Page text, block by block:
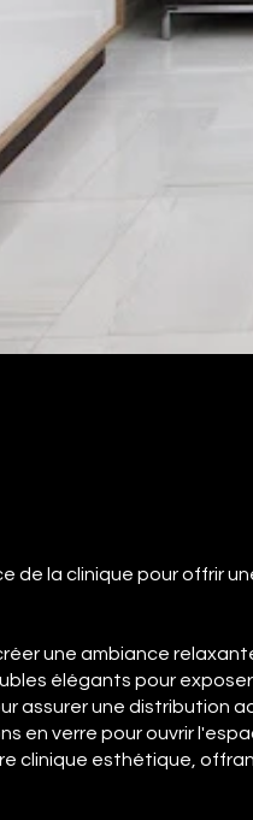
la clinique pour offrir
une ambiance
élégants pour
assurer une distribution
en verre pour ouvrir
clinique esthétique,